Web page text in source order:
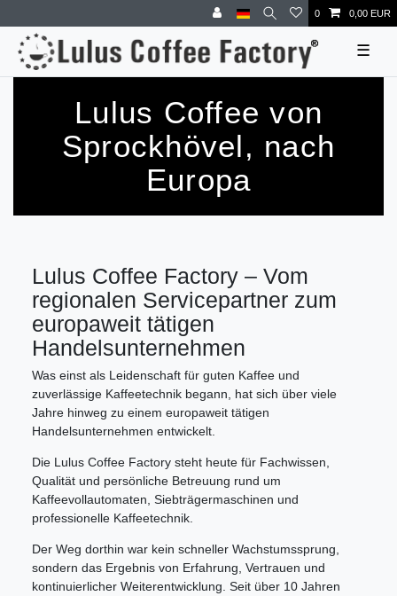
0 0,00 EUR
☰
Lulus Coffee von
Sprockhövel, nach
Europa
Lulus Coffee Factory – Vom
regionalen Servicepartner zum
europaweit tätigen
Handelsunternehmen
Was einst als Leidenschaft für guten Kaffee und
zuverlässige Kaffeetechnik begann, hat sich über viele
Jahre hinweg zu einem europaweit tätigen
Handelsunternehmen entwickelt.
Die Lulus Coffee Factory steht heute für Fachwissen,
Qualität und persönliche Betreuung rund um
Kaffeevollautomaten, Siebträgermaschinen und
professionelle Kaffeetechnik.
Der Weg dorthin war kein schneller Wachstumssprung,
sondern das Ergebnis von Erfahrung, Vertrauen und
kontinuierlicher Weiterentwicklung. Seit über 10 Jahren